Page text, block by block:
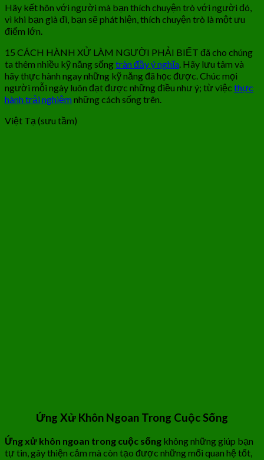
Hãy kết hôn với người mà bạn thích chuyện trò với người đó,
vì khi bạn già đi, bạn sẽ phát hiện, thích chuyện trò là một ưu
điểm lớn.
15 CÁCH HÀNH XỬ LÀM NGƯỜI PHẢI BIẾT đã cho chúng
ta thêm nhiều kỹ năng sốngtràn đầy ý nghĩa. Hãy lưu tâm và
hãy thực hành ngay những kỹ năng đã học được. Chúc mọi
người mỗi ngày luôn đạt được những điều như ý; từ việc thực
hành trải nghiệmnhững cách sống trên.
Việt Tạ (sưu tầm)
Ứng Xử Khôn Ngoan Trong Cuộc Sống
Ứng xử khôn ngoan trong cuộc sống không những giúp bạn
tự tin, gây thiện cảm mà còn tạo được những mối quan hệ tốt,